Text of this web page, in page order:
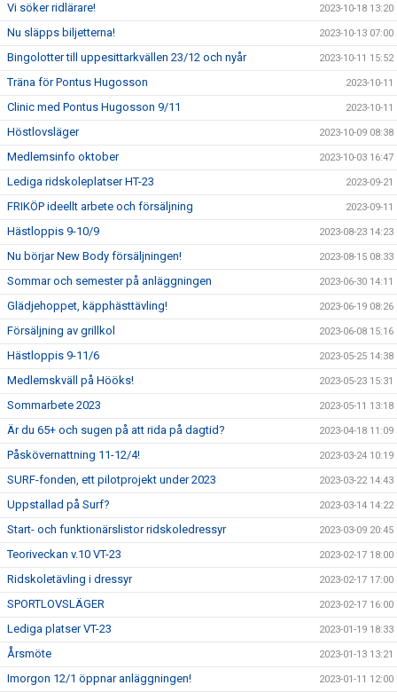
Vi söker ridlärare! 2023-10-18 13:20
Nu släpps biljetterna! 2023-10-13 07:00
Bingolotter till uppesittarkvällen 23/12 och nyår 2023-10-11 15:52
Träna för Pontus Hugosson 2023-10-11
Clinic med Pontus Hugosson 9/11 2023-10-11
Höstlovsläger 2023-10-09 08:38
Medlemsinfo oktober 2023-10-03 16:47
Lediga ridskoleplatser HT-23 2023-09-21
FRIKÖP ideellt arbete och försäljning 2023-09-11
Hästloppis 9-10/9 2023-08-23 14:23
Nu börjar New Body försäljningen! 2023-08-15 08:33
Sommar och semester på anläggningen 2023-06-30 14:11
Glädjehoppet, käpphästtävling! 2023-06-19 08:26
Försäljning av grillkol 2023-06-08 15:16
Hästloppis 9-11/6 2023-05-25 14:38
Medlemskväll på Hööks! 2023-05-23 15:31
Sommarbete 2023 2023-05-11 13:18
Är du 65+ och sugen på att rida på dagtid? 2023-04-18 11:09
Påskövernattning 11-12/4! 2023-03-24 10:19
SURF-fonden, ett pilotprojekt under 2023 2023-03-22 14:43
Uppstallad på Surf? 2023-03-14 14:22
Start- och funktionärslistor ridskoledressyr 2023-03-09 20:45
Teoriveckan v.10 VT-23 2023-02-17 18:00
Ridskoletävling i dressyr 2023-02-17 17:00
SPORTLOVSLÄGER 2023-02-17 16:00
Lediga platser VT-23 2023-01-19 18:33
Årsmöte 2023-01-13 13:21
Imorgon 12/1 öppnar anläggningen! 2023-01-11 12:00